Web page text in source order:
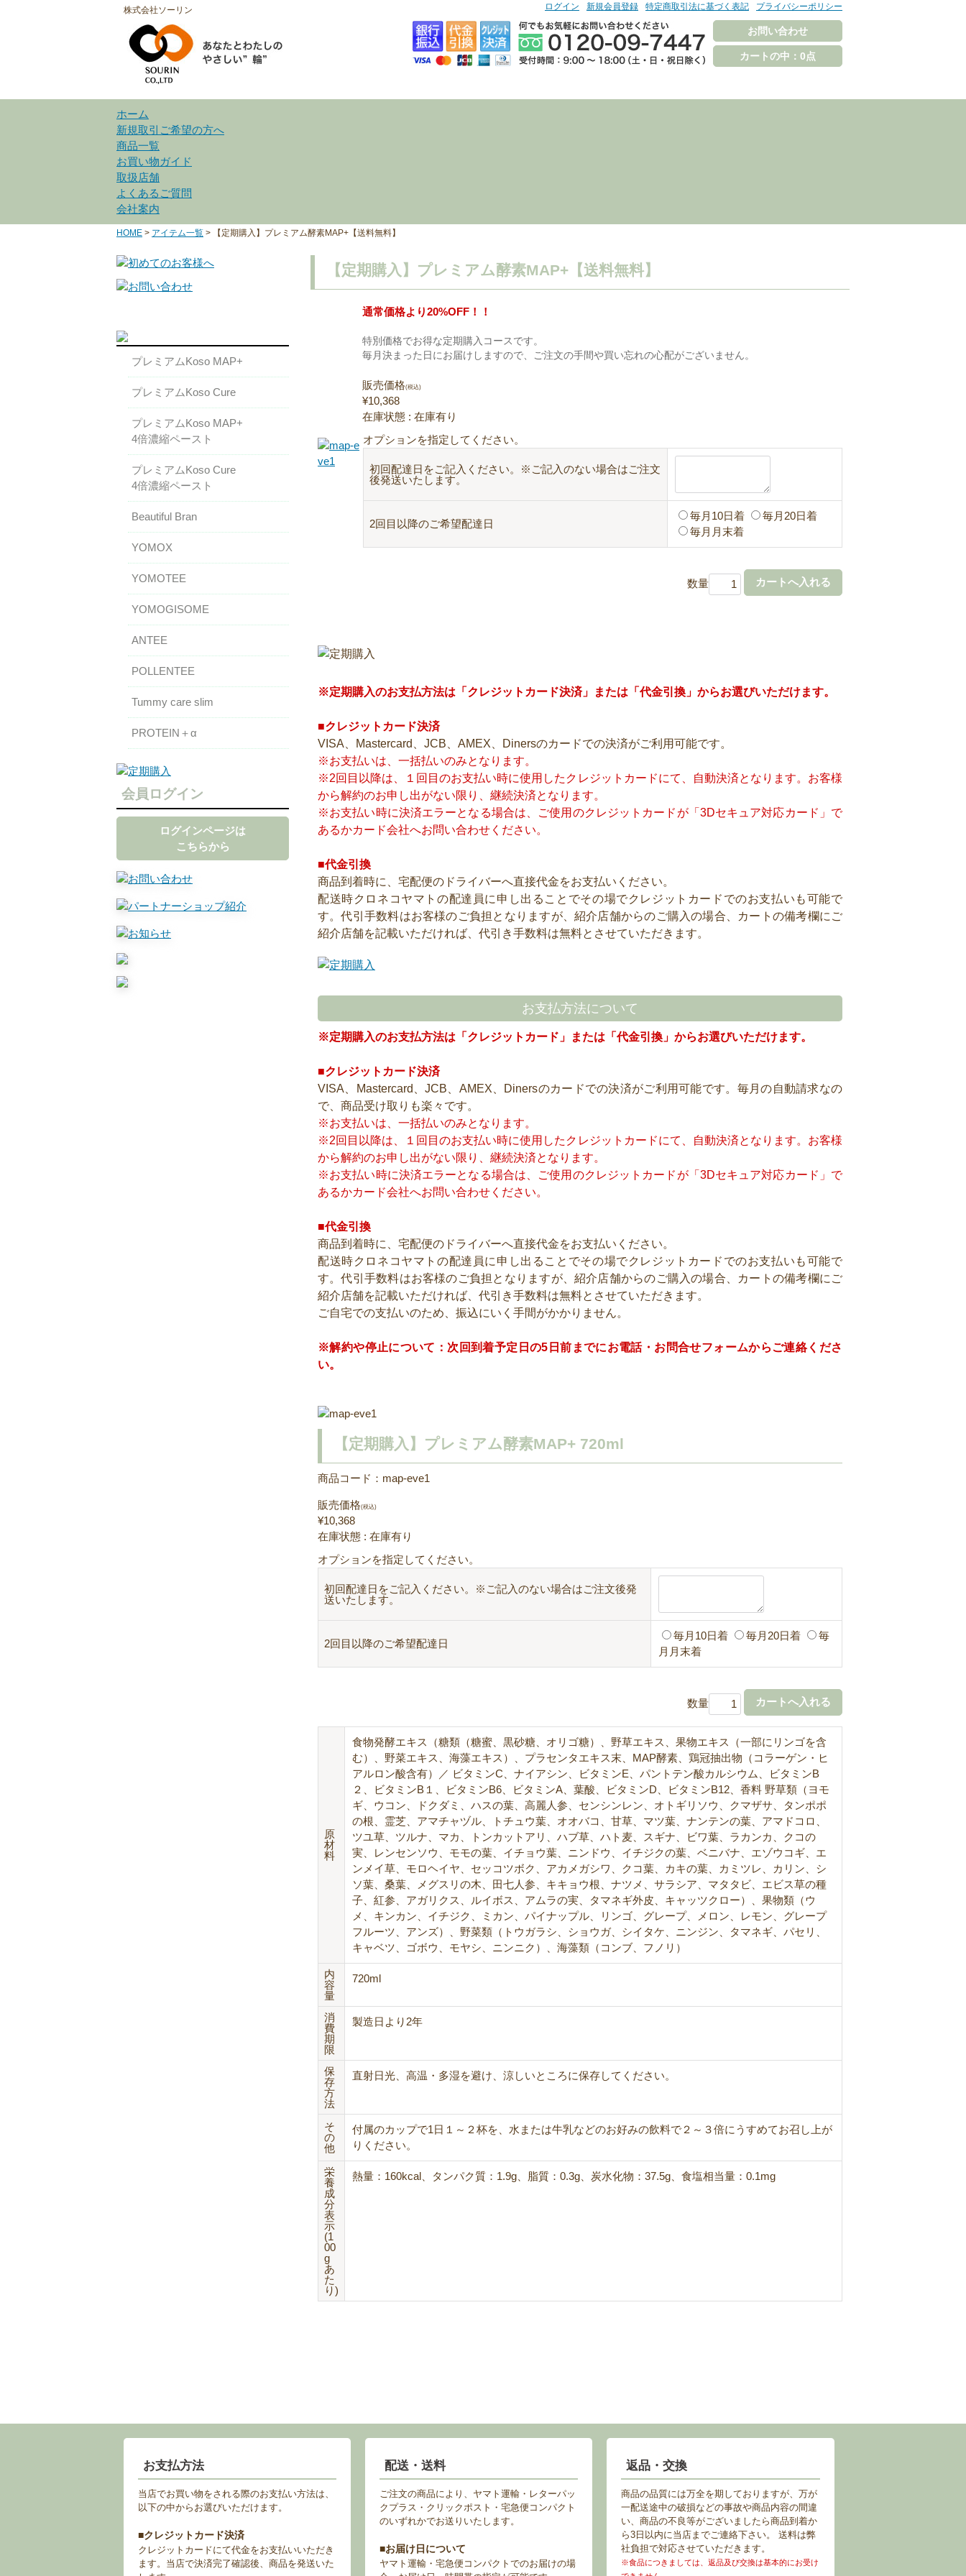
株式会社ソーリン プライバシーポリシー
特定商取引法に基づく表記
新規会員登録
ログイン
お問い合わせ
カートの中：0点
ホーム
新規取引ご希望の方へ
商品一覧
お買い物ガイド
取扱店舗
よくあるご質問
会社案内
HOME > アイテム一覧 > 【定期購入】プレミアム酵素MAP+【送料無料】
【定期購入】プレミアム酵素MAP+【送料無料】
通常価格より20%OFF！！
特別価格でお得な定期購入コースです。
毎月決まった日にお届けしますので、ご注文の手間や買い忘れの心配がございません。
販売価格(税込)
¥10,368
在庫状態 : 在庫有り
オプションを指定してください。
初回配達日をご記入ください。※ご記入のない場合はご注文
後発送いたします。
2回目以降のご希望配達日
毎月10日着
毎月20日着
毎月月末着
数量
※定期購入のお支払方法は「クレジットカード決済」または「代金引換」からお選びいただけます。
■クレジットカード決済
VISA、Mastercard、JCB、AMEX、Dinersのカードでの決済がご利用可能です。
※お支払いは、一括払いのみとなります。
※2回目以降は、１回目のお支払い時に使用したクレジットカードにて、自動決済となります。お客様
から解約のお申し出がない限り、継続決済となります。
※お支払い時に決済エラーとなる場合は、ご使用のクレジットカードが「3Dセキュア対応カード」で
あるかカード会社へお問い合わせください。
■代金引換
商品到着時に、宅配便のドライバーへ直接代金をお支払いください。
配送時クロネコヤマトの配達員に申し出ることでその場でクレジットカードでのお支払いも可能で
す。代引手数料はお客様のご負担となりますが、紹介店舗からのご購入の場合、カートの備考欄にご
紹介店舗を記載いただければ、代引き手数料は無料とさせていただきます。
お支払方法について
※定期購入のお支払方法は「クレジットカード」または「代金引換」からお選びいただけます。
■クレジットカード決済
VISA、Mastercard、JCB、AMEX、Dinersのカードでの決済がご利用可能です。毎月の自動請求なの
で、商品受け取りも楽々です。
※お支払いは、一括払いのみとなります。
※2回目以降は、１回目のお支払い時に使用したクレジットカードにて、自動決済となります。お客様
から解約のお申し出がない限り、継続決済となります。
※お支払い時に決済エラーとなる場合は、ご使用のクレジットカードが「3Dセキュア対応カード」で
あるかカード会社へお問い合わせください。
■代金引換
商品到着時に、宅配便のドライバーへ直接代金をお支払いください。
配送時クロネコヤマトの配達員に申し出ることでその場でクレジットカードでのお支払いも可能で
す。代引手数料はお客様のご負担となりますが、紹介店舗からのご購入の場合、カートの備考欄にご
紹介店舗を記載いただければ、代引き手数料は無料とさせていただきます。
ご自宅での支払いのため、振込にいく手間がかかりません。
※解約や停止について：次回到着予定日の5日前までにお電話・お問合せフォームからご連絡くださ
い。
【定期購入】プレミアム酵素MAP+ 720ml
商品コード：map-eve1
販売価格(税込)
¥10,368
在庫状態 : 在庫有り
オプションを指定してください。
初回配達日をご記入ください。※ご記入のない場合はご注文後発
送いたします。
2回目以降のご希望配達日
毎月10日着 毎月20日着
毎
月月末着
数量
原
材
料
食物発酵エキス（糖類（糖蜜、黒砂糖、オリゴ糖）、野草エキス、果物エキス（一部にリンゴを含
む）、野菜エキス、海藻エキス）、プラセンタエキス末、MAP酵素、鶏冠抽出物（コラーゲン・ヒ
アルロン酸含有）／ ビタミンC、ナイアシン、ビタミンE、パントテン酸カルシウム、ビタミンB
２、ビタミンB１、ビタミンB6、ビタミンA、葉酸、ビタミンD、ビタミンB12、香料 野草類（ヨモ
ギ、ウコン、ドクダミ、ハスの葉、高麗人参、センシンレン、オトギリソウ、クマザサ、タンポポ
の根、霊芝、アマチャヅル、トチュウ葉、オオバコ、甘草、マツ葉、ナンテンの葉、アマドコロ、
ツユ草、ツルナ、マカ、トンカットアリ、ハブ草、ハト麦、スギナ、ビワ葉、ラカンカ、クコの
実、レンセンソウ、モモの葉、イチョウ葉、ニンドウ、イチジクの葉、ベニバナ、エゾウコギ、エ
ンメイ草、モロヘイヤ、セッコツボク、アカメガシワ、クコ葉、カキの葉、カミツレ、カリン、シ
ソ葉、桑葉、メグスリの木、田七人参、キキョウ根、ナツメ、サラシア、マタタビ、エビス草の種
子、紅参、アガリクス、ルイボス、アムラの実、タマネギ外皮、キャッツクロー）、果物類（ウ
メ、キンカン、イチジク、ミカン、パイナップル、リンゴ、グレープ、メロン、レモン、グレープ
フルーツ、アンズ）、野菜類（トウガラシ、ショウガ、シイタケ、ニンジン、タマネギ、パセリ、
キャベツ、ゴボウ、モヤシ、ニンニク）、海藻類（コンブ、フノリ）
内
容
量
720ml
消
費
期
限
製造日より2年
保
存
方
法
直射日光、高温・多湿を避け、涼しいところに保存してください。
そ
の
他
付属のカップで1日１～２杯を、水または牛乳などのお好みの飲料で２～３倍にうすめてお召し上が
りください。
栄
養
成
分
表
示
(1
00
g
あ
た
り)
熱量：160kcal、タンパク質：1.9g、脂質：0.3g、炭水化物：37.5g、食塩相当量：0.1mg
プレミアムKoso MAP+
プレミアムKoso Cure
プレミアムKoso MAP+
4倍濃縮ペースト
プレミアムKoso Cure
4倍濃縮ペースト
Beautiful Bran
YOMOX
YOMOTEE
YOMOGISOME
ANTEE
POLLENTEE
Tummy care slim
PROTEIN＋α
会員ログイン
ログインページは
こちらから
お支払方法
当店でお買い物をされる際のお支払い方法は、
以下の中からお選びいただけます。
■クレジットカード決済
クレジットカードにて代金をお支払いいただき
ます。当店で決済完了確認後、商品を発送いた
配送・送料
ご注文の商品により、ヤマト運輸・レターパッ
クプラス・クリックポスト・宅急便コンパクト
のいずれかでお送りいたします。
■お届け日について
ヤマト運輸・宅急便コンパクトでのお届けの場
返品・交換
商品の品質には万全を期しておりますが、万が
一配送途中の破損などの事故や商品内容の間違
い、商品の不良等がございましたら商品到着か
ら3日以内に当店までご連絡下さい。 送料は弊
社負担で対応させていただきます。
※食品につきましては、返品及び交換は基本的にお受け